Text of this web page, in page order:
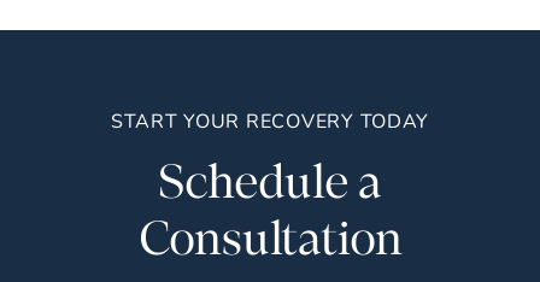
START YOUR RECOVERY TODAY
Schedule a
Consultation